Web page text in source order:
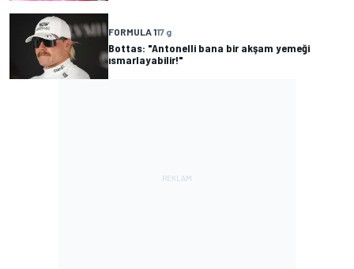
FORMULA 117 g
Bottas: "Antonelli bana bir akşam yemeği
ısmarlayabilir!"